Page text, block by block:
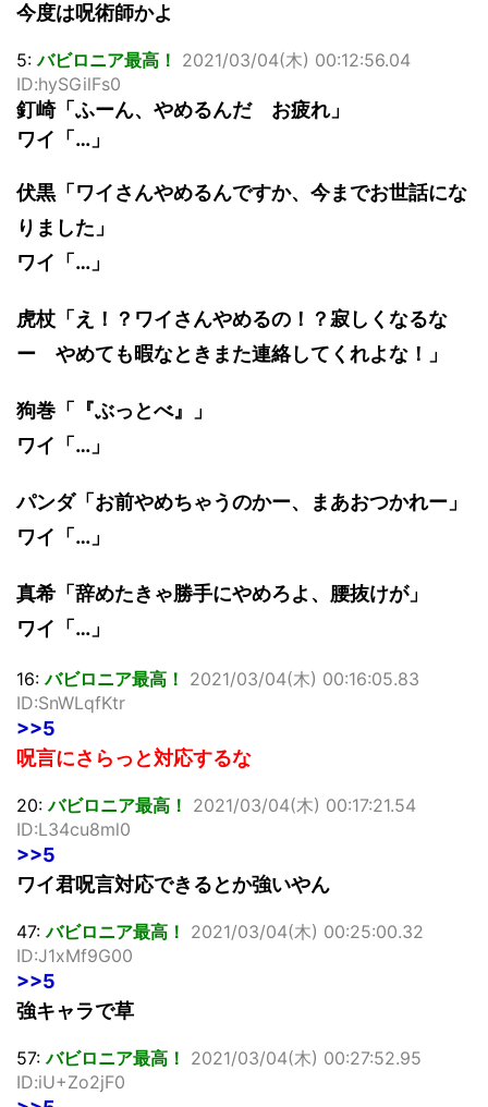
今度は呪術師かよ
5:バビロニア最高！ 2021/03/04(木) 00:12:56.04
ID:hySGilFs0
釘崎「ふーん、やめるんだ お疲れ」
ワイ「…」
伏黒「ワイさんやめるんですか、今までお世話にな
りました」
ワイ「…」
虎杖「え！？ワイさんやめるの！？寂しくなるな
ー やめても暇なときまた連絡してくれよな！」
狗巻「『ぶっとべ』」
ワイ「…」
パンダ「お前やめちゃうのかー、まあおつかれー」
ワイ「…」
真希「辞めたきゃ勝手にやめろよ、腰抜けが」
ワイ「…」
16:バビロニア最高！ 2021/03/04(木) 00:16:05.83
ID:SnWLqfKtr
>>5
呪言にさらっと対応するな
20:バビロニア最高！ 2021/03/04(木) 00:17:21.54
ID:L34cu8ml0
>>5
ワイ君呪言対応できるとか強いやん
47:バビロニア最高！ 2021/03/04(木) 00:25:00.32
ID:J1xMf9G00
>>5
強キャラで草
57:バビロニア最高！ 2021/03/04(木) 00:27:52.95
ID:iU+Zo2jF0